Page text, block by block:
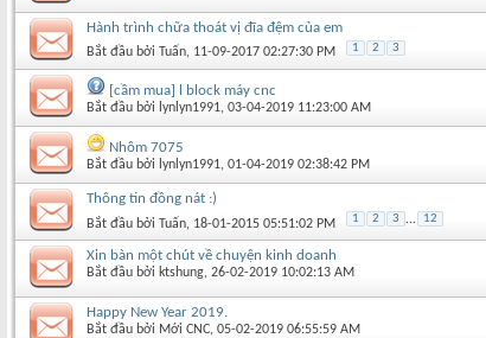
Hành trình chữa thoát vị đĩa đệm của em
Bắt đầu bởi Tuấn‎, 11-09-2017 02:27:30 PM 1 2 3
[cầm mua] l block máy cnc
Bắt đầu bởi lynlyn1991‎, 03-04-2019 11:23:00 AM
Nhôm 7075
Bắt đầu bởi lynlyn1991‎, 01-04-2019 02:38:42 PM
Thông tin đồng nát :)
Bắt đầu bởi Tuấn‎, 18-01-2015 05:51:02 PM 1 2 3 ... 12
Xin bàn một chút về chuyện kinh doanh
Bắt đầu bởi ktshung‎, 26-02-2019 10:02:13 AM
Happy New Year 2019.
Bắt đầu bởi Mới CNC‎, 05-02-2019 06:55:59 AM